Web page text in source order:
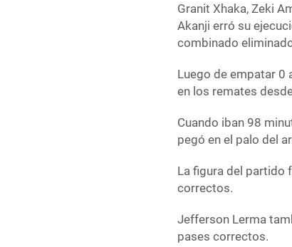
Granit Xhaka, Zeki
Akanji erró su
combinado
Luego de empatar 0
en los remates
Cuando iban 98
pegó en el palo del
La figura del partido
correctos.
Jefferson Lerma
pases correctos.